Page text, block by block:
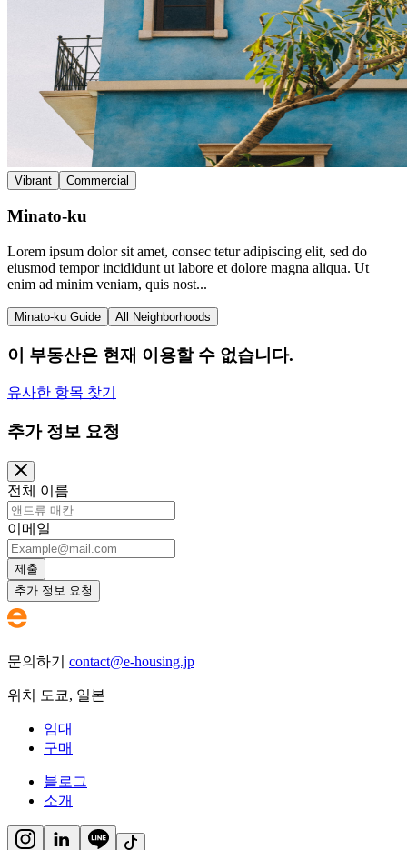
Vibrant Commercial
Minato-ku
Lorem ipsum dolor sit amet, consec tetur adipiscing elit, sed do
eiusmod tempor incididunt ut labore et dolore magna aliqua. Ut
enim ad minim veniam, quis nost...
Minato-ku Guide All Neighborhoods
이 부동산은 현재 이용할 수 없습니다.
유사한 항목 찾기
추가 정보 요청
전체 이름
이메일
제출
추가 정보 요청
문의하기 contact@e-housing.jp
위치 도쿄, 일본
임대
구매
블로그
소개